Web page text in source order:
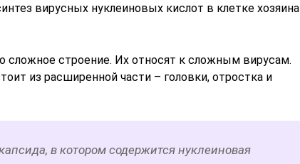
вирусных нуклеиновых кислот в клетке хозяина
сложное строение. Их относят к сложным вирусам.
из расширенной части – головки, отростка и
в котором содержится нуклеиновая